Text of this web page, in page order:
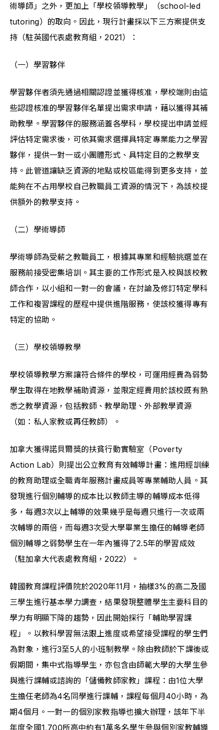
術導師」之外，更加上「學校領導教學」（school-led
tutoring）的取向。因此，現行計畫採以下三方案提供支
持（駐英國代表處教育組，2021）：
（一）學習夥伴
學習夥伴者須先通過相關認證並獲得核准，學校端則由這
些認證核准的學習夥伴名單提出需求申請，藉以獲得其補
助教學。學習夥伴的服務涵蓋各學科，學校提出申請並經
評估特定需求後，可依其需求選擇具特定專業能力之學習
夥伴，提供一對一或小團體形式、具特定目的之教學支
持。此管道讓缺乏資源的地點或校區能得到更多支持，並
能夠在不占用學校自己教職員工資源的情況下，為該校提
供額外的教學支持。
（二）學術導師
學術導師為受薪之教職員工，根據其專業和經驗挑選並在
服務前接受密集培訓。其主要的工作形式是入校與該校教
師合作，以小組和一對一的會議，在討論及修訂特定學科
工作和複習課程的歷程中提供進階服務，使該校獲得專有
特定的協助。
（三）學校領導教學
學校領導教學方案讓符合條件的學校，可運用經費為弱勢
學生取得在地教學補助資源，並限定經費用於該校既有熟
悉之教學資源，包括教師、教學助理、外部教學資源
（如：私人家教或再任教師）。
加拿大獲得諾貝爾獎的扶貧行動實驗室（Poverty
Action Lab）則提出公立教育有效輔導計畫：進用經訓練
的教育助理或全職青年服務計畫成員等專業輔助人員。其
發現進行個別輔導的成本比以教師主導的輔導成本低得
多，每週3次以上輔導的效果幾乎是每週只進行一次或兩
次輔導的兩倍，而每週3次受大學畢業生擔任的輔導老師
個別輔導之弱勢學生在一年內獲得了2.5年的學習成效
（駐加拿大代表處教育組，2022）。
韓國教育課程評價院於2020年11月，抽樣3%的高二及國
三學生進行基本學力調查，結果發現整體學生主要科目的
學力有明顯下降的趨勢，因此開始採行「輔助學習課
程」。以教科學習無法跟上進度或希望接受課程的學生們
為對象，進行3至5人的小班制教學。除由教師於下課後或
假期間，集中式指導學生，亦包含由師範大學的大學生參
與進行課輔或諮詢的「儲備教師家教」課程：由1位大學
生擔任老師為4名同學進行課輔，課程每個月40小時，為
期4個月。一對一的個別家教指導也擴大辦理，該年下半
年度全國1,700所高中約有1萬多名學生參與個別家教輔導